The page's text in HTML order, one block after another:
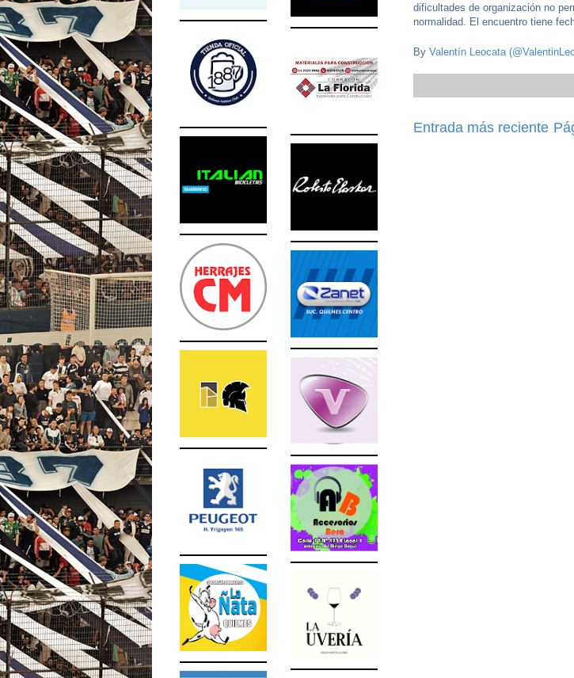
dificultades de organización no
normalidad. El encuentro tiene
By Valentín Leocata
Entrada más reciente